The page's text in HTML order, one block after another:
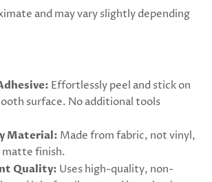
and may vary slightly depending
Effortlessly peel and stick on
surface. No additional tools
Material: Made from fabric, not vinyl,
matte finish.
Quality: Uses high-quality, non-